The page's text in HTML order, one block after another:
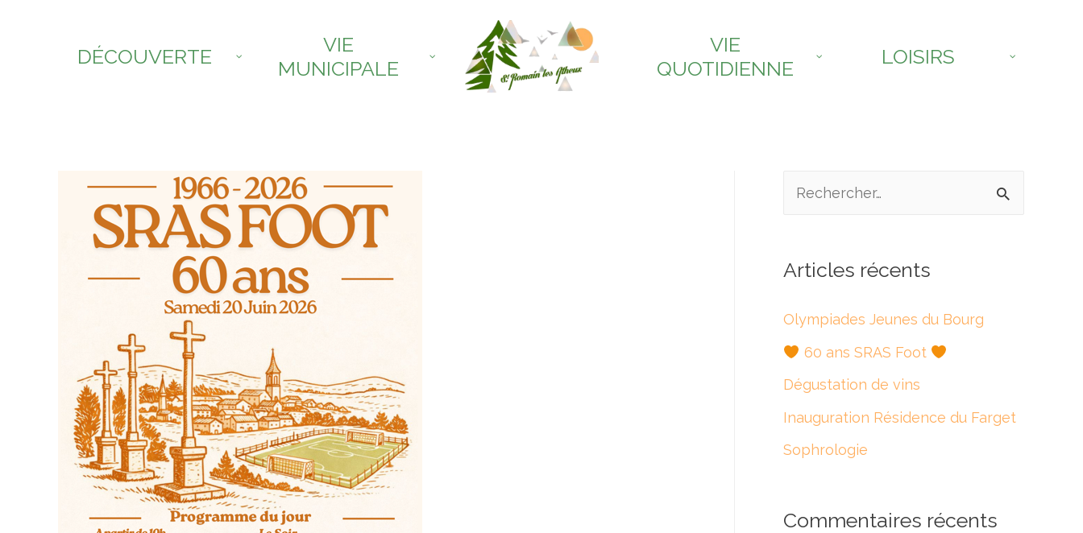
DÉCOUVERTE
VIE
MUNICIPALE
VIE
QUOTIDIENNE
LOISIRS
h
r
c
h
e
r
Articles récents
Olympiades Jeunes du Bourg
60 ans SRAS Foot
Dégustation de vins
Inauguration Résidence du Farget
Sophrologie
Commentaires récents